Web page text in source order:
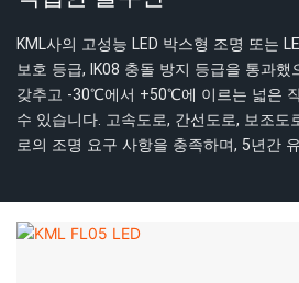
KML사의 고성능 LED 박스형 조명 또는
보호 등급, IK08 충돌 방지 등급을 통과
갖추고 -30℃에서 +50℃에 이르는 넓은
수 있습니다. 고속도로, 간선도로, 보조도
로의 조명 요구 사항을 충족하며, 5년간